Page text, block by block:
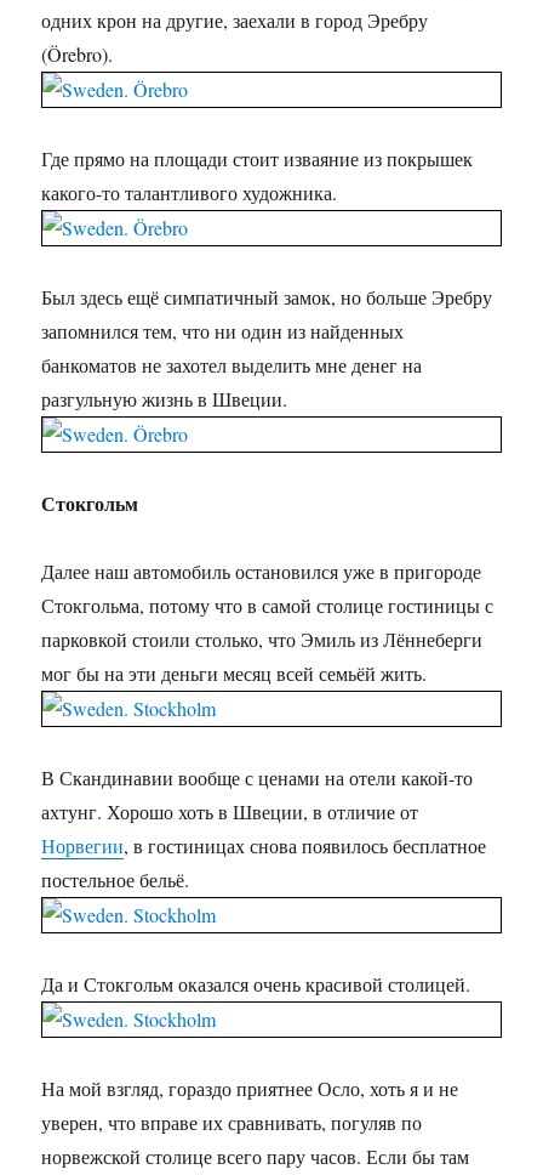
одних крон на другие, заехали в город Эребру
(Örebro).
Где прямо на площади стоит изваяние из покрышек
какого-то талантливого художника.
Был здесь ещё симпатичный замок, но больше Эребру
запомнился тем, что ни один из найденных
банкоматов не захотел выделить мне денег на
разгульную жизнь в Швеции.
Стокгольм
Далее наш автомобиль остановился уже в пригороде
Стокгольма, потому что в самой столице гостиницы с
парковкой стоили столько, что Эмиль из Лённеберги
мог бы на эти деньги месяц всей семьёй жить.
В Скандинавии вообще с ценами на отели какой-то
ахтунг. Хорошо хоть в Швеции, в отличие от
Норвегии, в гостиницах снова появилось бесплатное
постельное бельё.
Да и Стокгольм оказался очень красивой столицей.
На мой взгляд, гораздо приятнее Осло, хоть я и не
уверен, что вправе их сравнивать, погуляв по
норвежской столице всего пару часов. Если бы там